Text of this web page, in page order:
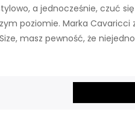
a jednocześnie, czuć
poziomie. Marka
masz pewność, że